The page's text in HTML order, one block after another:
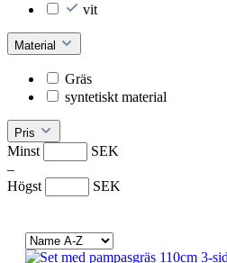
vit
Material
Gräs
syntetiskt material
Pris
Minst
SEK
–
Högst
SEK